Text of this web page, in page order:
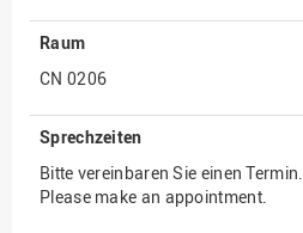
IT Service Center
Kommunikation und
Marketing
LearningCenter
Nachhaltigkeit
Personal
Raum
CN 0206
Sprechzeiten
Bitte vereinbaren Sie einen Termin.
Please make an appointment.